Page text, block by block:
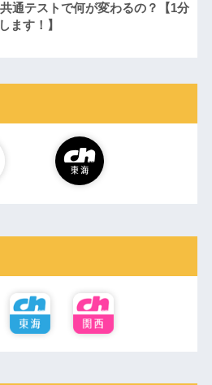
通テストで何が変わるの？【1分
ます！】